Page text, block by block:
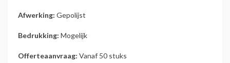
Afwerking: Gepolijst
Bedrukking: Mogelijk
Offerteaanvraag: Vanaf 50 stuks